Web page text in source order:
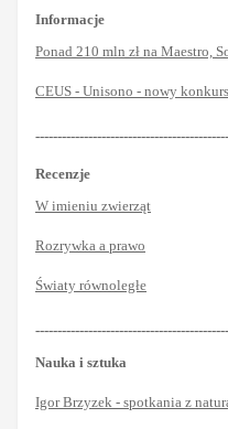
Informacje
Ponad 210 mln zł na Maestro,
CEUS - Unisono - nowy
Recenzje
W imieniu zwierząt
Rozrywka a prawo
Światy równoległe
Nauka i sztuka
Igor Brzyzek - spotkania z